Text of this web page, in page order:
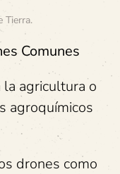
Tierra.
Comunes
agricultura o
agroquímicos
drones como